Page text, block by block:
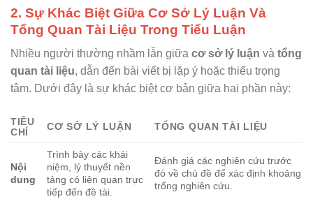
2. Sự Khác Biệt Giữa Cơ Sở Lý Luận Và
Tổng Quan Tài Liệu Trong Tiểu Luận
Nhiều người thường nhầm lẫn giữa cơ sở lý luận và tổng
quan tài liệu, dẫn đến bài viết bị lặp ý hoặc thiếu trọng
tâm. Dưới đây là sự khác biệt cơ bản giữa hai phần này:
TIÊU
CHÍ
CƠ SỞ LÝ LUẬN TỔNG QUAN TÀI LIỆU
Nội
dung
Trình bày các khái
niệm, lý thuyết nền
tảng có liên quan trực
tiếp đến đề tài.
Đánh giá các nghiên cứu trước
đó về chủ đề để xác định khoảng
trống nghiên cứu.